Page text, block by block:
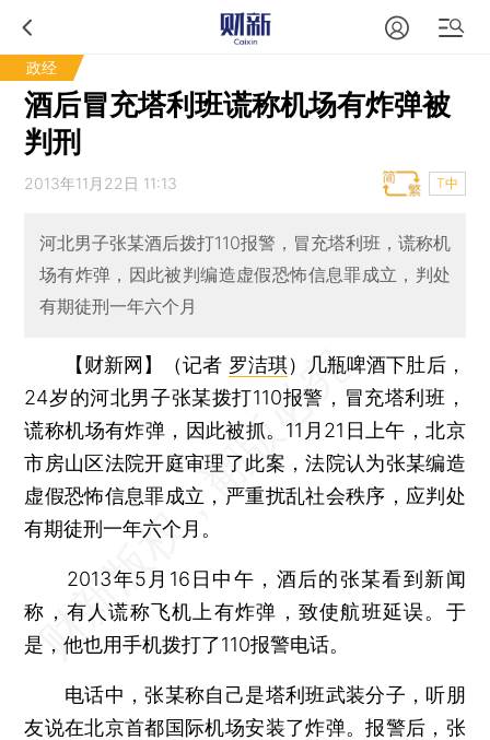
政经
酒后冒充塔利班谎称机场有炸弹被
判刑
2013年11月22日 11:13 T中
河北男子张某酒后拨打110报警，冒充塔利班，谎称机
场有炸弹，因此被判编造虚假恐怖信息罪成立，判处
有期徒刑一年六个月
【财新网】（记者 罗洁琪）
几瓶啤酒下肚后，
24岁的河北男子张某拨打110报警，冒充塔利班，
谎称机场有炸弹，因此被抓。11月21日上午，北京
市房山区法院开庭审理了此案，法院认为张某编造
虚假恐怖信息罪成立，严重扰乱社会秩序，应判处
有期徒刑一年六个月。
2013年5月16日中午，酒后的张某看到新闻
称，有人谎称飞机上有炸弹，致使航班延误。于
是，他也用手机拨打了110报警电话。
电话中，张某称自己是塔利班武装分子，听朋
友说在北京首都国际机场安装了炸弹。报警后，张